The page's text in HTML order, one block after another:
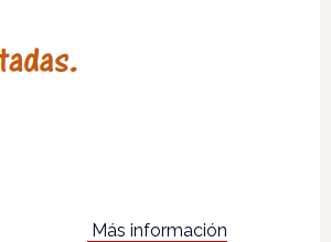
Más información